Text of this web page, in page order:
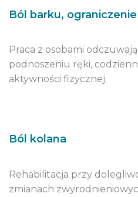
Ból barku,
Praca z osobami
podnoszeniu ręki,
aktywności fizycznej.
Ból kolana
Rehabilitacja przy
zmianach